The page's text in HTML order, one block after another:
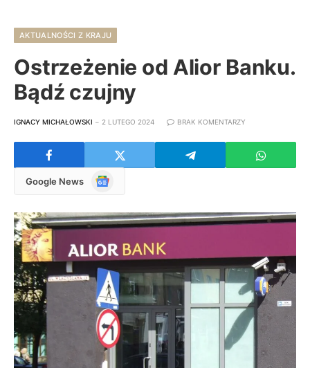
AKTUALNOŚCI Z KRAJU
Ostrzeżenie od Alior Banku.
Bądź czujny
IGNACY MICHAŁOWSKI 2 LUTEGO 2024 BRAK KOMENTARZY
Google News
Google